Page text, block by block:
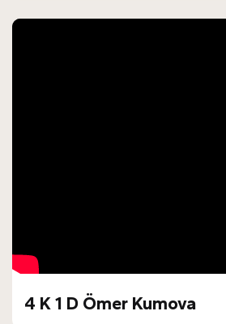
4 K 1 D Ömer Kumova